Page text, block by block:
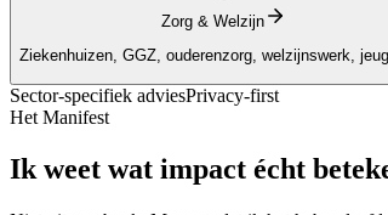
Zorg & Welzijn
Ziekenhuizen, GGZ, ouderenzorg, welzijnswerk,
Sector-specifiek adviesPrivacy-first
Het Manifest
Ik weet wat impact écht